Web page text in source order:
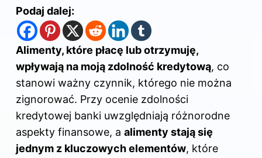
Podaj dalej:
Alimenty, które płacę lub otrzymuję,
wpływają na moją zdolność kredytową, co
stanowi ważny czynnik, którego nie można
zignorować. Przy ocenie zdolności
kredytowej banki uwzględniają różnorodne
aspekty finansowe, a alimenty stają się
jednym z kluczowych elementów, które